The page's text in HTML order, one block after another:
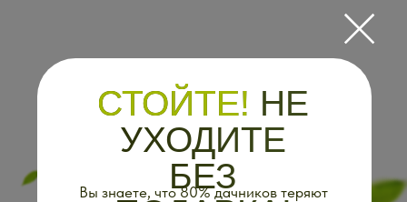
ЗАКРЫТАЯ
ЭКОСИСТЕМА
УХОДИТЕ
БЕЗ
ПОДАРКА!
Вы знаете, что 80% дачников теряют
урожай из-за ошибок с
удобрениями?
Бесплатный гид «Практический гид
по удобрениям» покажет: